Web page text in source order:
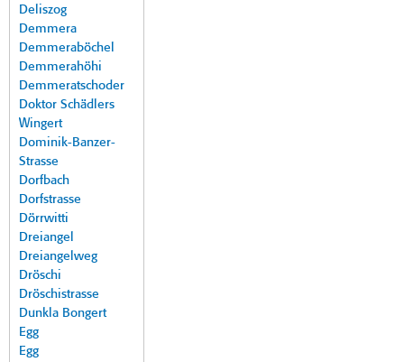
Deliszog
Demmera
Demmeraböchel
Demmerahöhi
Demmeratschoder
Doktor Schädlers
Wingert
Dominik-Banzer-
Strasse
Dorfbach
Dorfstrasse
Dörrwitti
Dreiangel
Dreiangelweg
Dröschi
Dröschistrasse
Dunkla Bongert
Egg
Egg